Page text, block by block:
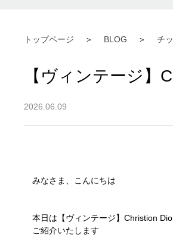
トップページ BLOG チ
【ヴィンテージ
2026.06.09
みなさま、こんにちは
本日は【ヴィンテージ】Christion
ご紹介いたします